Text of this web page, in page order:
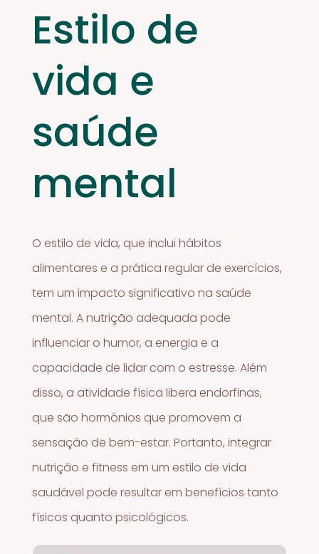
Estilo de
vida e
saúde
mental
O estilo de vida, que inclui hábitos
alimentares e a prática regular de exercícios,
tem um impacto significativo na saúde
mental. A nutrição adequada pode
influenciar o humor, a energia e a
capacidade de lidar com o estresse. Além
disso, a atividade física libera endorfinas,
que são hormônios que promovem a
sensação de bem-estar. Portanto, integrar
nutrição e fitness em um estilo de vida
saudável pode resultar em benefícios tanto
físicos quanto psicológicos.